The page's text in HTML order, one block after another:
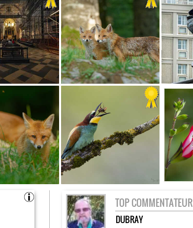
TOP COMMENTATEUR
DUBRAY